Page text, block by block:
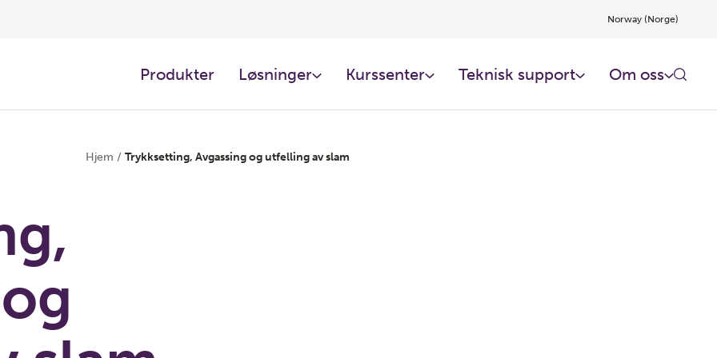
Norway (Norge)
Produkter Løsninger Kurssenter Teknisk support Om oss
Hjem / Trykksetting, Avgassing og utfelling av slam